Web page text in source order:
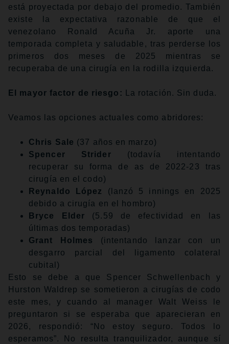
está proyectada por debajo del promedio. También
existe la expectativa razonable de que el
venezolano Ronald Acuña Jr. aporte una
temporada completa y saludable, tras perderse los
primeros dos meses de 2025 mientras se
recuperaba de una cirugía en la rodilla izquierda.
El mayor factor de riesgo: La rotación. Sin duda.
Veamos las opciones actuales como abridores:
Chris Sale (37 años en marzo)
Spencer Strider (todavía intentando
recuperar su forma de as de 2022-23 tras
cirugía en el codo)
Reynaldo López
(lanzó 5 innings en 2025
debido a cirugía en el hombro)
Bryce Elder (5.59 de efectividad en las
últimas dos temporadas)
Grant Holmes
(intentando lanzar con un
desgarro parcial del ligamento colateral
cubital)
Esto se debe a que Spencer Schwellenbach y
Hurston Waldrep se sometieron a cirugías de codo
este mes, y cuando al manager Walt Weiss le
preguntaron si se esperaba que aparecieran en
2026, respondió: “No estoy seguro. Todos lo
esperamos”. No resulta tranquilizador, aunque sí